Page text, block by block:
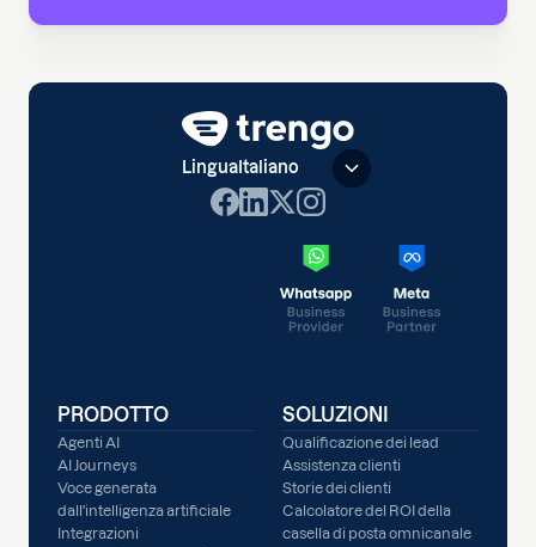
Lingua Italiano
PRODOTTO
Agenti AI
AI Journeys
Voce generata
dall'intelligenza artificiale
Integrazioni
SOLUZIONI
Qualificazione dei lead
Assistenza clienti
Storie dei clienti
Calcolatore del ROI della
casella di posta omnicanale